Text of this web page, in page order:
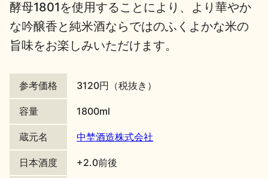
地酒川柳
酵母1801を使用することにより、より華やか
な吟醸香と純米酒ならではのふくよかな米の
旨味をお楽しみいただけます。
参考価格 3120円（税抜き）
容量 1800ml
蔵元名 中埜酒造株式会社
日本酒度 +2.0前後